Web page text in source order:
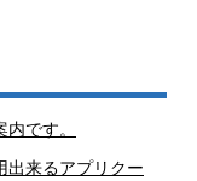
です。
出来るアプリクー